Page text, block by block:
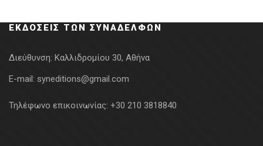
ΕΚΔΌΣΕΙΣ ΤΩΝ ΣΥΝΑΔΈΛΦΩΝ
Διεύθυνση: Καλλιδρομίου 30, Αθήνα
E-mail: syneditions@gmail.com
Τηλέφωνο επικοινωνίας: +30 210 3818840